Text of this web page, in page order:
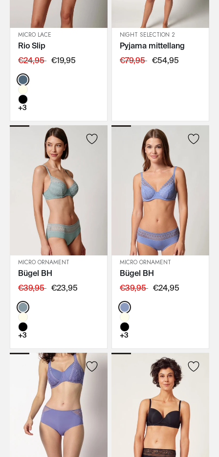
IN DEN WARENKORB
MICRO LACE
Rio Slip
€24,95 €19,95
Color:
+3
IN DEN WARENKORB
NIGHT SELECTION 2
Pyjama mittellang
€79,95 €54,95
IN DEN WARENKORB
MICRO ORNAMENT
Bügel BH
€39,95 €23,95
Color:
+3
IN DEN WARENKORB
MICRO ORNAMENT
Bügel BH
€39,95 €24,95
Color:
+3